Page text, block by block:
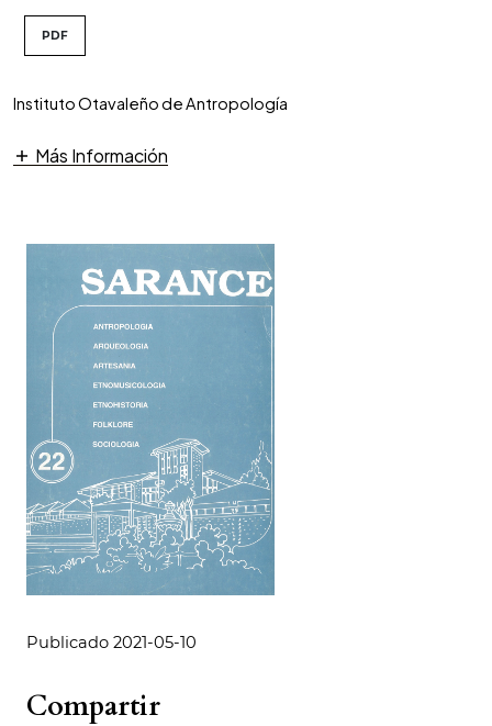
PDF
Instituto Otavaleño de Antropología
Más Información
Publicado 2021-05-10
Compartir